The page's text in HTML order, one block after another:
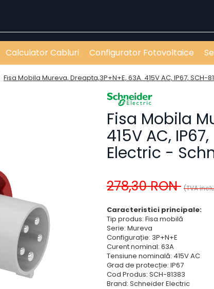
Calculator Cabluri Configurator Fotovoltaice
Fisa Mobila Mureva, Dreapta,3P+N+E, 63A. 415V AC, IP67,
Fisa Mobila
415V AC,
Electric -
278,30 RON (TVA
Caracteristici principale:
Tip produs: Fisa mobilă
Serie: Mureva
Configurație: 3P+N+E
Curent nominal: 63A
Tensiune nominală: 415V AC
Grad de protecție: IP67
Cod Produs: SCH-81383
Brand: Schneider Electric